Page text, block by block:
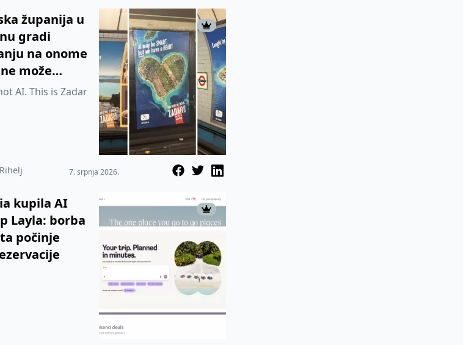
županija u
gradi
na onome
može
stvarnom
AI. This is Zadar
7. srpnja 2026.
kupila AI
Layla: borba
počinje